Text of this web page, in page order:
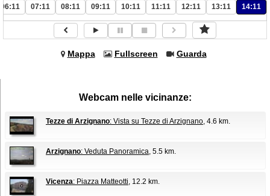
06:11 07:11 08:11 09:11 10:11 11:11 12:11 13:11 14:11
Mappa Fullscreen Guarda
Webcam nelle vicinanze:
Tezze di Arzignano: Vista su Tezze di Arzignano, 4.6 km.
Arzignano: Veduta Panoramica, 5.5 km.
Vicenza: Piazza Matteotti, 12.2 km.